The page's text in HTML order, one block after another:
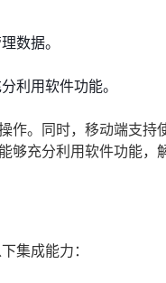
数据。
利用软件功能。
作。同时，移动端支持
充分利用软件功能，
集成能力：